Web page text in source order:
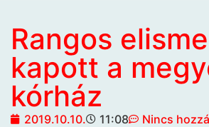
Rangos
kapott a
kórház
2019.10.10. 11:08 Nincs